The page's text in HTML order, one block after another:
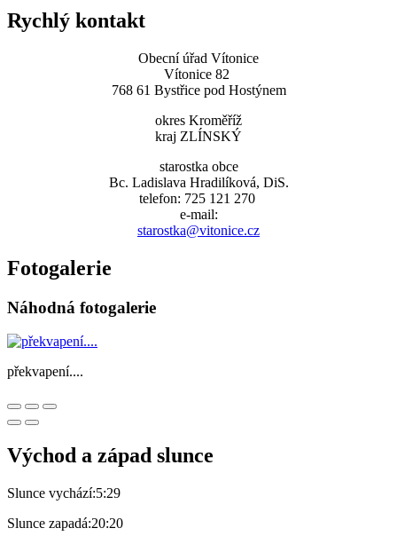
Rychlý kontakt
Obecní úřad Vítonice
Vítonice 82
768 61 Bystřice pod Hostýnem
okres Kroměříž
kraj ZLÍNSKÝ
starostka obce
Bc. Ladislava Hradilíková, DiS.
telefon: 725 121 270
e-mail:
starostka@vitonice.cz
Fotogalerie
Náhodná fotogalerie
překvapení....
Východ a západ slunce
Slunce vychází:5:29
Slunce zapadá:20:20